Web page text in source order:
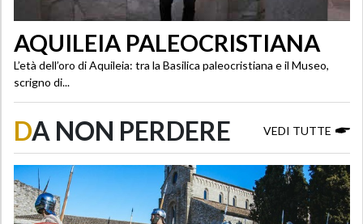
AQUILEIA PALEOCRISTIANA
L’età dell’oro di Aquileia: tra la Basilica paleocristiana e il Museo,
scrigno di...
DA NON PERDERE VEDI TUTTE